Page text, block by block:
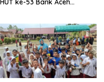
HUT ke-53 Bank Aceh